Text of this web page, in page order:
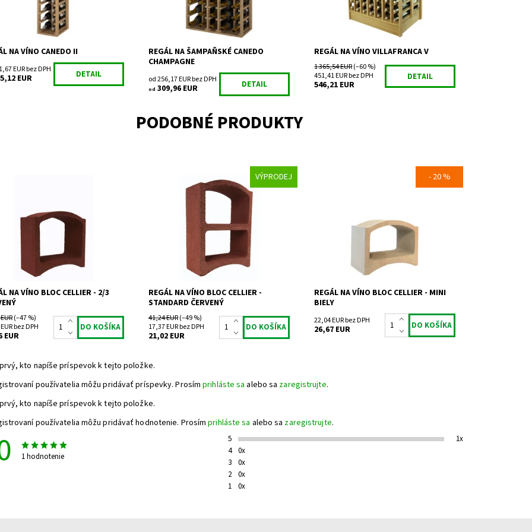
NA VÍNO CANEDO II
EUR bez DPH
EUR DETAIL
REGÁL NA ŠAMPAŇSKÉ CANEDO
CHAMPAGNE
od 256,17 EUR bez DPH
od 309,96 EUR DETAIL
REGÁL NA VÍNO VILLAFRANCA V
1 365,54 EUR(–60 %)
451,41 EUR bez DPH
546,21 EUR
DETAIL
PODOBNÉ PRODUKTY
Skladem 1
TR2
Bloc Cellier
2 roky
NA VÍNO BLOC CELLIER - 2/3
(–47 %)
bez DPH
EUR
VÝPRODEJ
Regál na uskladnenie a prezentáciu
Dostupnosť:
Skladem 7
SR2
Bloc Cellier
2 roky
REGÁL NA VÍNO BLOC CELLIER -
STANDARD ČERVENÝ
41,24 EUR(–49 %)
17,37 EUR bez DPH
21,02 EUR
- 20 %
Dostupnosť:
Skladem 27
DB
Bloc Cellier
2 roky
REGÁL NA VÍNO BLOC CELLIER - MINI
BIELY
22,04 EUR bez DPH
26,67 EUR
kto napíše príspevok k tejto položke.
používatelia môžu pridávať príspevky. Prosímprihláste sa alebo sa zaregistrujte.
kto napíše príspevok k tejto položke.
používatelia môžu pridávať hodnotenie. Prosímprihláste sa alebo sa zaregistrujte.
1 hodnotenie
5
1x
4
0x
3
0x
2
0x
1
0x